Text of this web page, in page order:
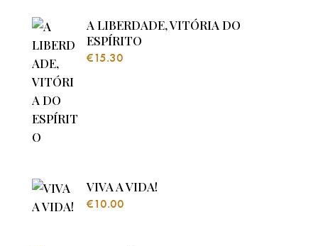
A LIBERDADE, VITÓRIA DO
ESPÍRITO
€15.30
VIVA A VIDA!
€10.00